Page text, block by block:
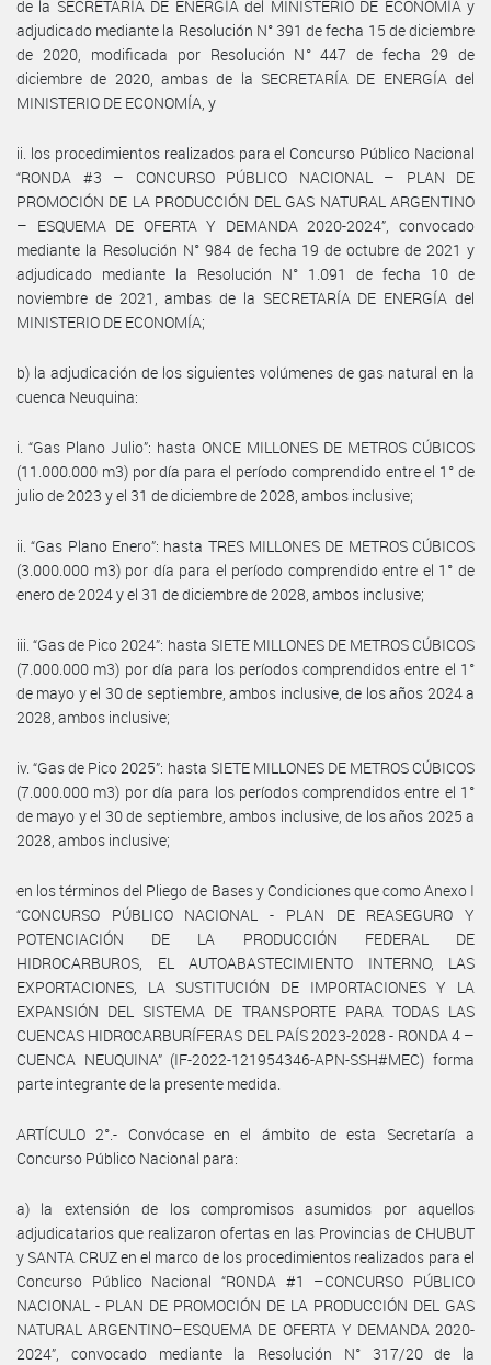
de la SECRETARÍA DE ENERGÍA del MINISTERIO DE ECONOMÍA y
adjudicado mediante la Resolución N° 391 de fecha 15 de diciembre
de 2020, modificada por Resolución N° 447 de fecha 29 de
diciembre de 2020, ambas de la SECRETARÍA DE ENERGÍA del
MINISTERIO DE ECONOMÍA, y
ii. los procedimientos realizados para el Concurso Público Nacional
“RONDA #3 – CONCURSO PÚBLICO NACIONAL – PLAN DE
PROMOCIÓN DE LA PRODUCCIÓN DEL GAS NATURAL ARGENTINO
– ESQUEMA DE OFERTA Y DEMANDA 2020-2024”, convocado
mediante la Resolución N° 984 de fecha 19 de octubre de 2021 y
adjudicado mediante la Resolución N° 1.091 de fecha 10 de
noviembre de 2021, ambas de la SECRETARÍA DE ENERGÍA del
MINISTERIO DE ECONOMÍA;
b) la adjudicación de los siguientes volúmenes de gas natural en la
cuenca Neuquina:
i. “Gas Plano Julio”: hasta ONCE MILLONES DE METROS CÚBICOS
(11.000.000 m3) por día para el período comprendido entre el 1° de
julio de 2023 y el 31 de diciembre de 2028, ambos inclusive;
ii. “Gas Plano Enero”: hasta TRES MILLONES DE METROS CÚBICOS
(3.000.000 m3) por día para el período comprendido entre el 1° de
enero de 2024 y el 31 de diciembre de 2028, ambos inclusive;
iii. “Gas de Pico 2024”: hasta SIETE MILLONES DE METROS CÚBICOS
(7.000.000 m3) por día para los períodos comprendidos entre el 1°
de mayo y el 30 de septiembre, ambos inclusive, de los años 2024 a
2028, ambos inclusive;
iv. “Gas de Pico 2025”: hasta SIETE MILLONES DE METROS CÚBICOS
(7.000.000 m3) por día para los períodos comprendidos entre el 1°
de mayo y el 30 de septiembre, ambos inclusive, de los años 2025 a
2028, ambos inclusive;
en los términos del Pliego de Bases y Condiciones que como Anexo I
“CONCURSO PÚBLICO NACIONAL - PLAN DE REASEGURO Y
POTENCIACIÓN DE LA PRODUCCIÓN FEDERAL DE
HIDROCARBUROS, EL AUTOABASTECIMIENTO INTERNO, LAS
EXPORTACIONES, LA SUSTITUCIÓN DE IMPORTACIONES Y LA
EXPANSIÓN DEL SISTEMA DE TRANSPORTE PARA TODAS LAS
CUENCAS HIDROCARBURÍFERAS DEL PAÍS 2023-2028 - RONDA 4 –
CUENCA NEUQUINA” (IF-2022-121954346-APN-SSH#MEC) forma
parte integrante de la presente medida.
ARTÍCULO 2°.- Convócase en el ámbito de esta Secretaría a
Concurso Público Nacional para:
a) la extensión de los compromisos asumidos por aquellos
adjudicatarios que realizaron ofertas en las Provincias de CHUBUT
y SANTA CRUZ en el marco de los procedimientos realizados para el
Concurso Público Nacional “RONDA #1 –CONCURSO PÚBLICO
NACIONAL - PLAN DE PROMOCIÓN DE LA PRODUCCIÓN DEL GAS
NATURAL ARGENTINO–ESQUEMA DE OFERTA Y DEMANDA 2020-
2024”, convocado mediante la Resolución N° 317/20 de la